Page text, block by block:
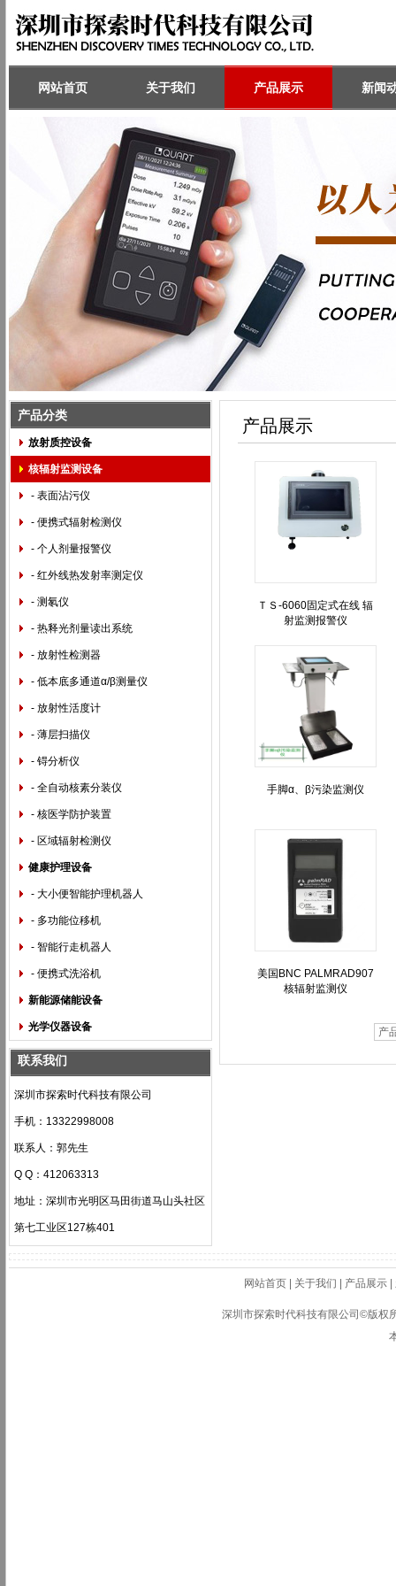
网站首页 关于我们 产品展示 新闻
产品分类
放射质控设备
核辐射监测设备
- 表面沾污仪
- 便携式辐射检测仪
- 个人剂量报警仪
- 红外线热发射率测定仪
- 测氡仪
- 热释光剂量读出系统
- 放射性检测器
- 低本底多通道α/β测量仪
- 放射性活度计
- 薄层扫描仪
- 锝分析仪
- 全自动核素分装仪
- 核医学防护装置
- 区域辐射检测仪
健康护理设备
- 大小便智能护理机器人
- 多功能位移机
- 智能行走机器人
- 便携式洗浴机
新能源储能设备
光学仪器设备
联系我们
深圳市探索时代科技有限公司
手机：13322998008
联系人：郭先生
Q Q：412063313
地址：深圳市光明区马田街道马山头社区
第七工业区127栋401
产品展示
ＴＳ-6060固定式在线 辐
射监测报警仪
手脚α、β污染监测仪
美国BNC PALMRAD907
核辐射监测仪
产
网站首页 关于我们 产品展示
深圳市探索时代科技有限公司©版权